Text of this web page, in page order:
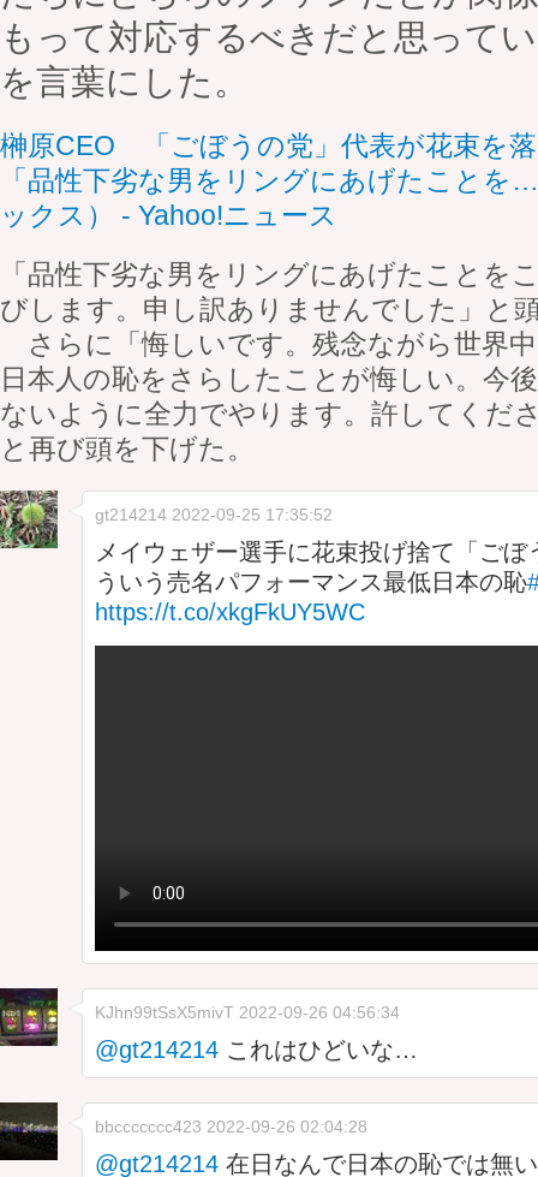
もって対応するべきだと思って
を言葉にした。
榊原CEO 「ごぼうの党」代表が花束を
「品性下劣な男をリングにあげたことを
ックス） - Yahoo!ニュース
「品性下劣な男をリングにあげたことを
びします。申し訳ありませんでした」と
さらに「悔しいです。残念ながら世界
日本人の恥をさらしたことが悔しい。今
ないように全力でやります。許してくだ
と再び頭を下げた。
gt214214 2022-09-25 17:35:52
メイウェザー選手に花束投げ捨て「ご
ういう売名パフォーマンス最低日本の恥
https://t.co/xkgFkUY5WC
KJhn99tSsX5mivT 2022-09-26 04:56:34
@gt214214 これはひどいな…
bbccccccc423 2022-09-26 02:04:28
@gt214214 在日なんで日本の恥では無